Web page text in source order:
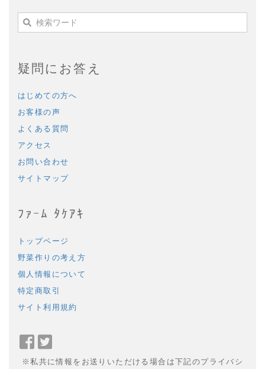
疑問にお答え
はじめての方へ
お客様の声
よくある質問
アクセス
お問い合わせ
サイトマップ
ﾌｧｰﾑ ﾀｹｱｷ
トップページ
野菜作りの考え方
個人情報について
特定商取引
サイト利用規約
Facebook
で
で
※私共に情報をお送りいただける場合は下記のプライバシ